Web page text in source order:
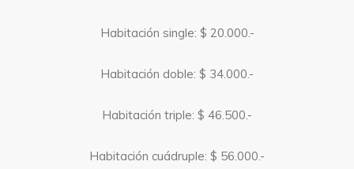
Habitación single: $ 20.000.-
Habitación doble: $ 34.000.-
Habitación triple: $ 46.500.-
Habitación cuádruple: $ 56.000.-